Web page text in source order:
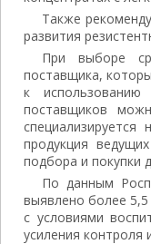
Также
развития
При выборе
поставщика,
к использованию
поставщиков
продукция
подбора и покупки
По данным
выявлено более 5,5
с условиями
усиления контроля